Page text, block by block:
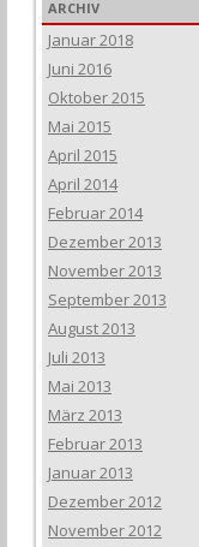
ARCHIV
Januar 2018
Juni 2016
Oktober 2015
Mai 2015
April 2015
April 2014
Februar 2014
Dezember 2013
November 2013
September 2013
August 2013
Juli 2013
Mai 2013
März 2013
Februar 2013
Januar 2013
Dezember 2012
November 2012